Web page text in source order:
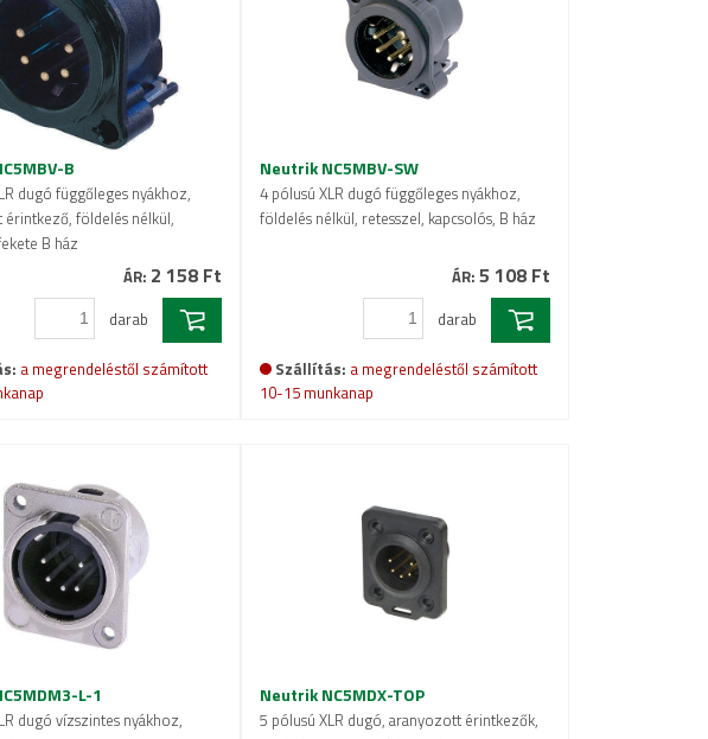
B
dugó függőleges nyákhoz,
földelés nélkül,
B ház
ÁR: 2 158 Ft
darab
a megrendeléstől számított
Neutrik NC5MBV-SW
4 pólusú XLR dugó függőleges nyákhoz,
földelés nélkül, retesszel, kapcsolós, B ház
ÁR: 5 108 Ft
darab
Szállítás: a megrendeléstől számított
10-15 munkanap
L-1
dugó vízszintes nyákhoz,
Neutrik NC5MDX-TOP
5 pólusú XLR dugó, aranyozott érintkezők,